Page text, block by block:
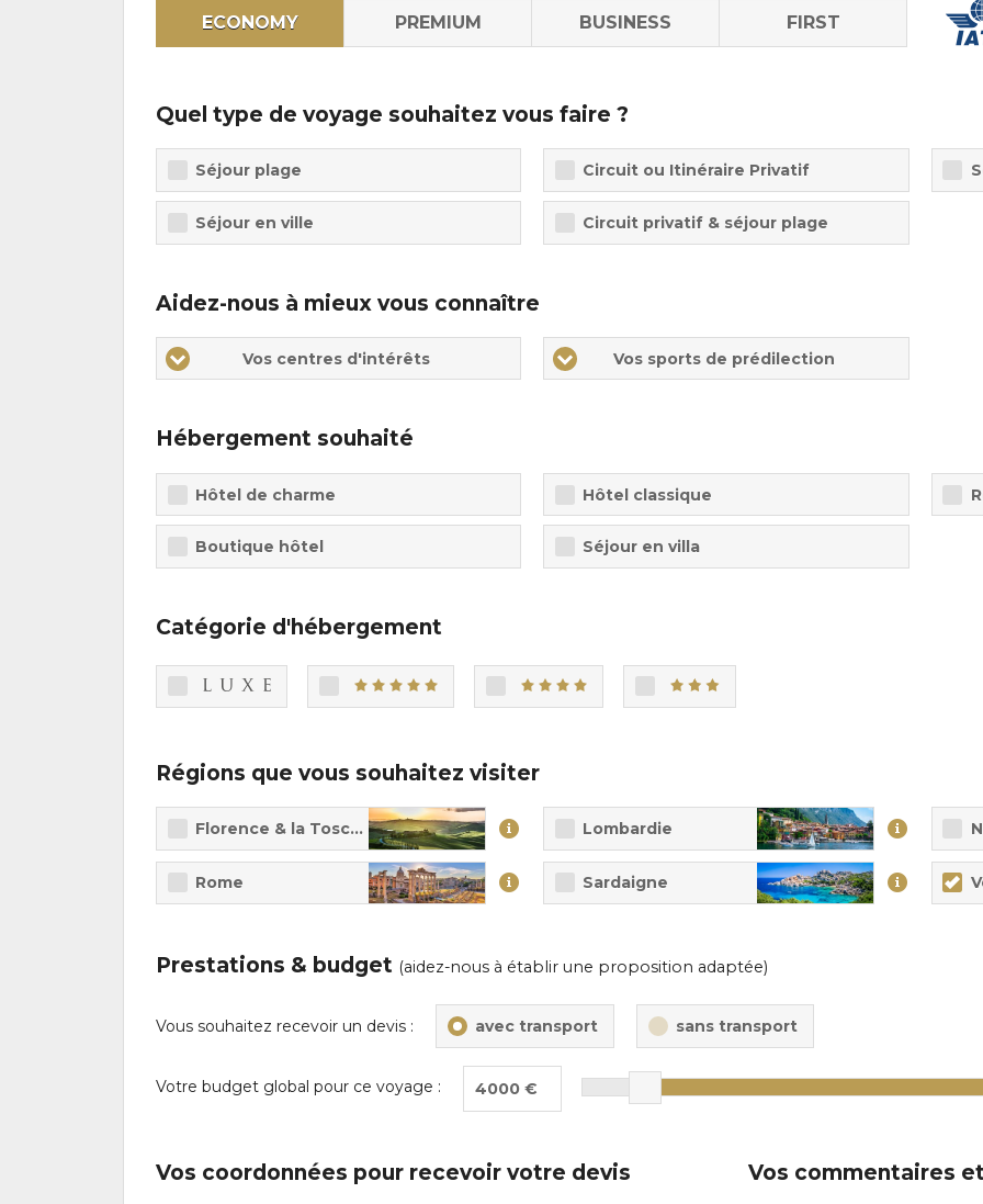
ECONOMY PREMIUM BUSINESS FIRST
Quel type de voyage souhaitez vous faire ?
Séjour plage Circuit ou Itinéraire Privatif
Séjour en ville Circuit privatif & séjour plage
Aidez-nous à mieux vous connaître
Vos
centres
Vos centres d'intérêts
Vos
centres
Vos sports de prédilection
Hébergement souhaité
Hôtel de charme Hôtel classique
Boutique hôtel Séjour en villa
Catégorie d'hébergement
Régions que vous souhaitez visiter
Florence & la Toscane Lombardie
Rome Sardaigne
Prestations & budget (aidez-nous à établir une proposition adaptée)
Vous souhaitez recevoir un devis : avec transport sans transport
Votre budget global pour ce voyage : 4000 €
Vos coordonnées pour recevoir votre devis Vos commentaires